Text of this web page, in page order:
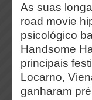
As suas
road movie
psicológico
Handsome
principais
Locarno,
ganharam